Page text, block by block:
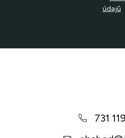
údajů
731